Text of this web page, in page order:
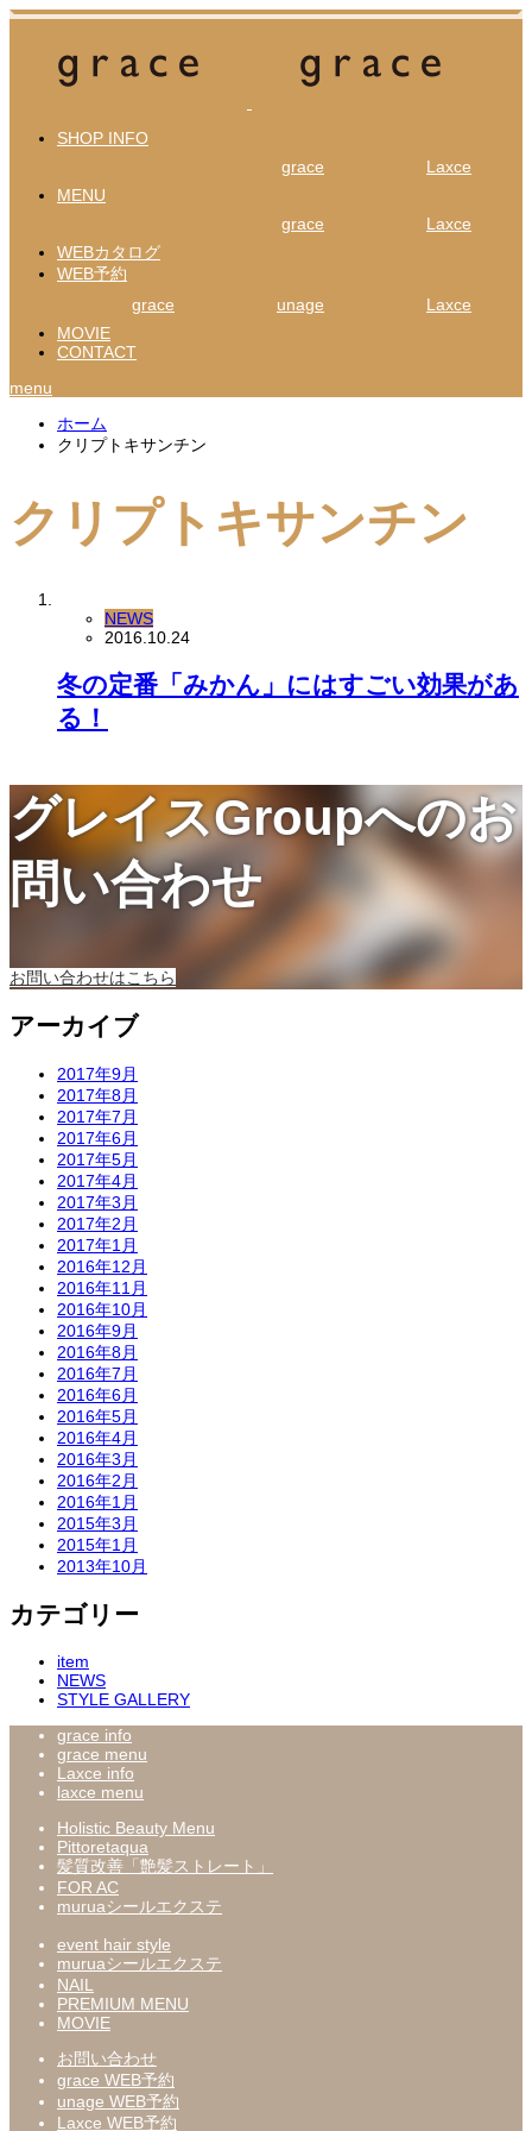
SHOP INFO
grace
Laxce
MENU
grace
Laxce
WEBカタログ
WEB予約
grace
unage
Laxce
MOVIE
CONTACT
menu
ホーム
クリプトキサンチン
クリプトキサンチン
NEWS
2016.10.24
冬の定番「みかん」にはすごい効果があ
る！
グレイスGroupへのお
問い合わせ
お問い合わせはこちら
アーカイブ
2017年9月
2017年8月
2017年7月
2017年6月
2017年5月
2017年4月
2017年3月
2017年2月
2017年1月
2016年12月
2016年11月
2016年10月
2016年9月
2016年8月
2016年7月
2016年6月
2016年5月
2016年4月
2016年3月
2016年2月
2016年1月
2015年3月
2015年1月
2013年10月
カテゴリー
item
NEWS
STYLE GALLERY
grace info
grace menu
Laxce info
laxce menu
Holistic Beauty Menu
Pittoretaqua
髪質改善「艶髪ストレート」
FOR AC
muruaシールエクステ
event hair style
muruaシールエクステ
NAIL
PREMIUM MENU
MOVIE
お問い合わせ
grace WEB予約
unage WEB予約
Laxce WEB予約